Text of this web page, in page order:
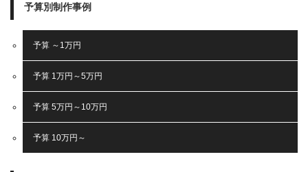
予算別制作事例
予算 ～1万円
予算 1万円～5万円
予算 5万円～10万円
予算 10万円～